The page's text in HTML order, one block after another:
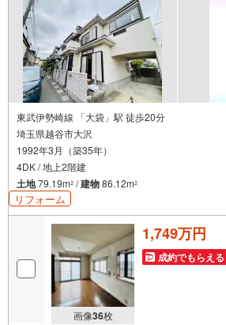
東武伊勢崎線 「大袋」駅 徒歩20分
埼玉県越谷市大沢
1992年3月（築35年）
4DK / 地上2階建
土地79.19m2 /建物86.12m2
リフォーム
画像36枚
1,749万円
成約でもらえる